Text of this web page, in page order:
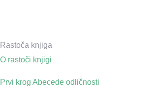
Rastoča knjiga
O rastoči knjigi
Prvi krog Abecede odličnosti